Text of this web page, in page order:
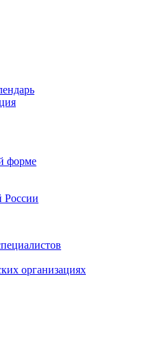
форме
России
организациях